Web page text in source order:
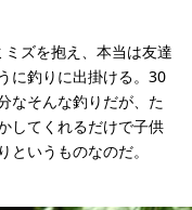
ズを抱え、本当は友達
に釣りに出掛ける。30
なそんな釣りだが、た
してくれるだけで子供
いうものなのだ。